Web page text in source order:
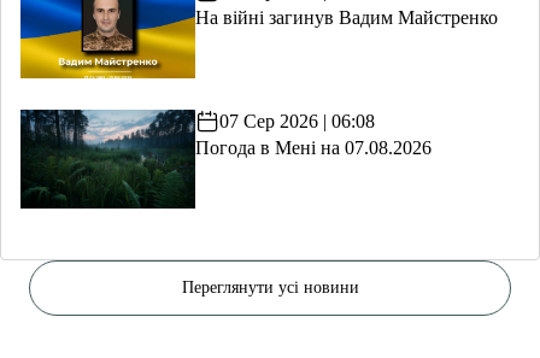
На війні загинув Вадим Майстренко
07 Сер 2026 | 06:08
Погода в Мені на 07.08.2026
Переглянути усі новини